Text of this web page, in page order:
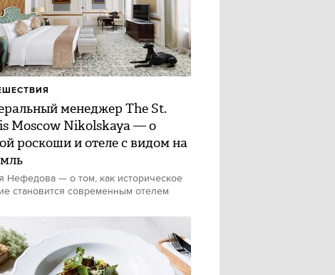
менеджер The St.
Moscow Nikolskaya — о
роскоши и отеле с видом на
Нефедова — о том, как историческое
становится современным отелем